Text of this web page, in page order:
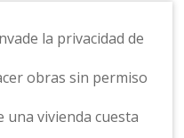
la privacidad de
obras sin permiso
una vivienda cuesta